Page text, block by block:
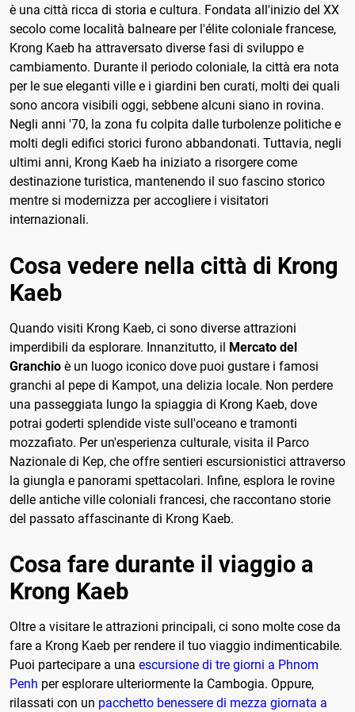
è una città ricca di storia e cultura. Fondata all'inizio del XX
secolo come località balneare per l'élite coloniale francese,
Krong Kaeb ha attraversato diverse fasi di sviluppo e
cambiamento. Durante il periodo coloniale, la città era nota
per le sue eleganti ville e i giardini ben curati, molti dei quali
sono ancora visibili oggi, sebbene alcuni siano in rovina.
Negli anni '70, la zona fu colpita dalle turbolenze politiche e
molti degli edifici storici furono abbandonati. Tuttavia, negli
ultimi anni, Krong Kaeb ha iniziato a risorgere come
destinazione turistica, mantenendo il suo fascino storico
mentre si modernizza per accogliere i visitatori
internazionali.
Cosa vedere nella città di Krong
Kaeb
Quando visiti Krong Kaeb, ci sono diverse attrazioni
imperdibili da esplorare. Innanzitutto, il Mercato del
Granchio è un luogo iconico dove puoi gustare i famosi
granchi al pepe di Kampot, una delizia locale. Non perdere
una passeggiata lungo la spiaggia di Krong Kaeb, dove
potrai goderti splendide viste sull'oceano e tramonti
mozzafiato. Per un'esperienza culturale, visita il Parco
Nazionale di Kep, che offre sentieri escursionistici attraverso
la giungla e panorami spettacolari. Infine, esplora le rovine
delle antiche ville coloniali francesi, che raccontano storie
del passato affascinante di Krong Kaeb.
Cosa fare durante il viaggio a
Krong Kaeb
Oltre a visitare le attrazioni principali, ci sono molte cose da
fare a Krong Kaeb per rendere il tuo viaggio indimenticabile.
Puoi partecipare a una escursione di tre giorni a Phnom
Penh per esplorare ulteriormente la Cambogia. Oppure,
rilassati con un pacchetto benessere di mezza giornata a